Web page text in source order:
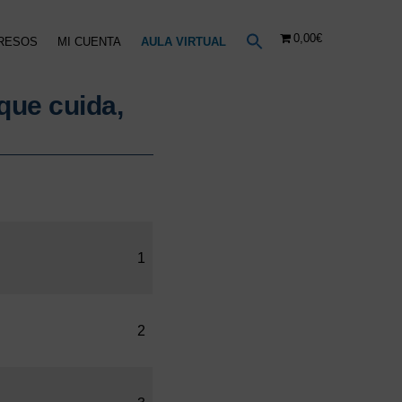
MI CUENTA AULA VIRTUAL 0,00€
cuida,
1
2